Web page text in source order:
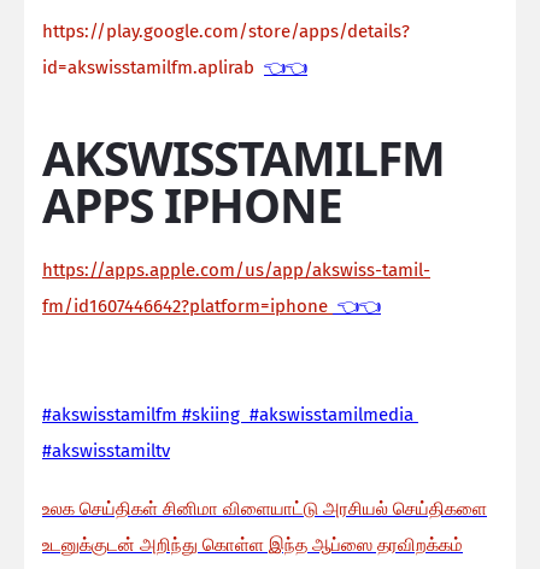
https://play.google.com/store/apps/details?
id=akswisstamilfm.aplirab 👈👈
AKSWISSTAMILFM
APPS IPHONE
https://apps.apple.com/us/app/akswiss-tamil-
fm/id1607446642?platform=iphone 👈👈
#akswisstamilfm #skiing #akswisstamilmedia
#akswisstamiltv
உலக செய்திகள் சினிமா விளையாட்டு அரசியல் செய்திகளை
உடனுக்குடன் அறிந்து கொள்ள இந்த ஆப்ஸை தரவிறக்கம்